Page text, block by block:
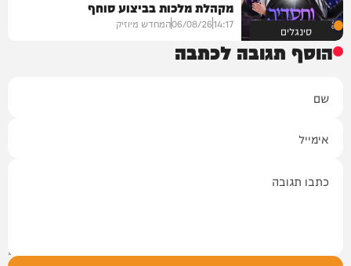
סינגלים
מקהלת מלכות בביצוע סוחף
14:17
06/08/26המחדש מיוזיק
הוסף תגובה לכתבה